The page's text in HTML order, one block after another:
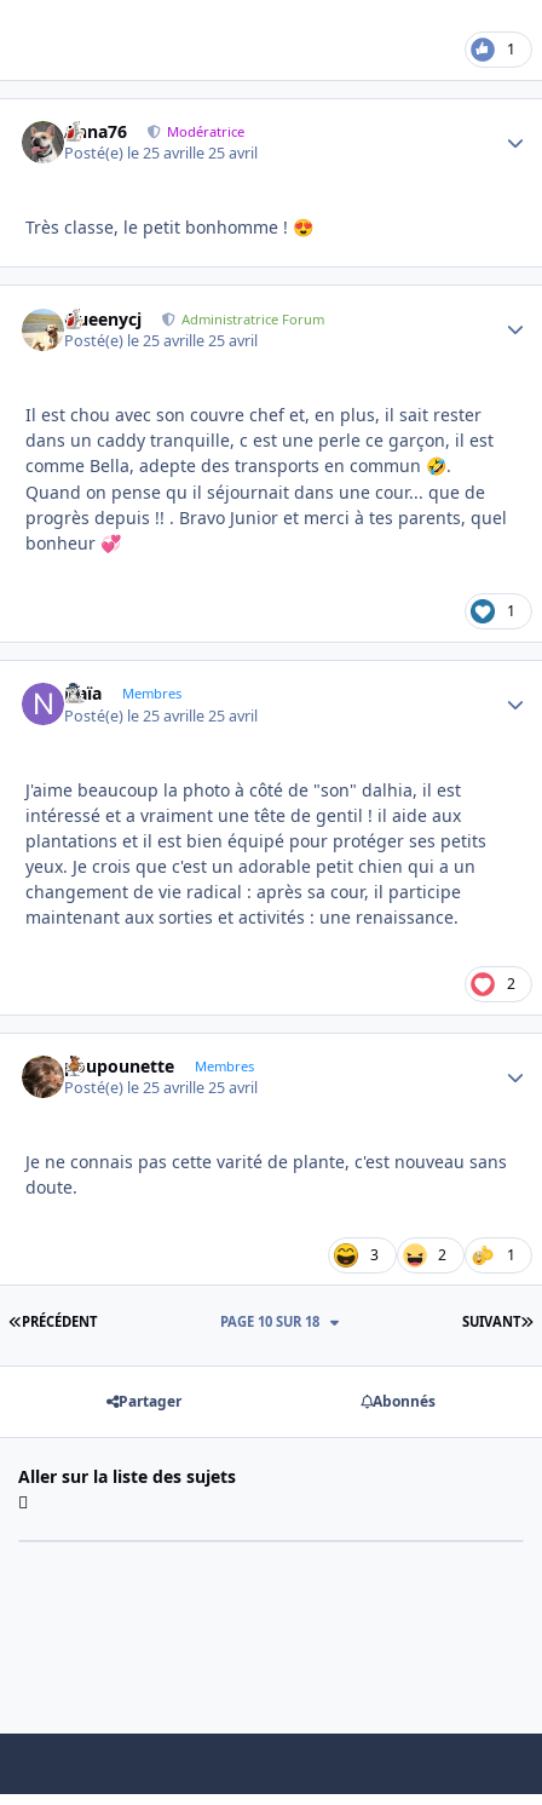
1
Anna76 Modératrice
Posté(e) le 25 avrille 25 avril
Très classe, le petit bonhomme ! 😍
Queenycj Administratrice Forum
Posté(e) le 25 avrille 25 avril
Il est chou avec son couvre chef et, en plus, il sait rester
dans un caddy tranquille, c est une perle ce garçon, il est
comme Bella, adepte des transports en commun 🤣.
Quand on pense qu il séjournait dans une cour... que de
progrès depuis !! . Bravo Junior et merci à tes parents, quel
bonheur 💞
1
Naïa Membres
Posté(e) le 25 avrille 25 avril
J'aime beaucoup la photo à côté de "son" dalhia, il est
intéressé et a vraiment une tête de gentil ! il aide aux
plantations et il est bien équipé pour protéger ses petits
yeux. Je crois que c'est un adorable petit chien qui a un
changement de vie radical : après sa cour, il participe
maintenant aux sorties et activités : une renaissance.
2
poupounette Membres
Posté(e) le 25 avrille 25 avril
Je ne connais pas cette varité de plante, c'est nouveau sans
doute.
3 2 1
PREMIÈRE PAGE
PRÉCÉDENT SUIVANT
PAGE 10 SUR 18
Partager Abonnés
Aller sur la liste des sujets